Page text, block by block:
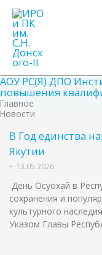
Перейти
содержимому
АОУ РС(Я) ДПО
повышения
Главное
Новости
В Год единства
Якутии
• 13.05.2026
День Осуохай в
сохранения и
культурного
Указом Главы